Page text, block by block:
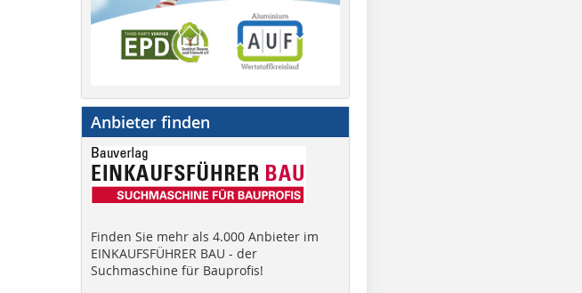
Anbieter finden
Finden Sie mehr als 4.000 Anbieter im
EINKAUFSFÜHRER BAU - der
Suchmaschine für Bauprofis!